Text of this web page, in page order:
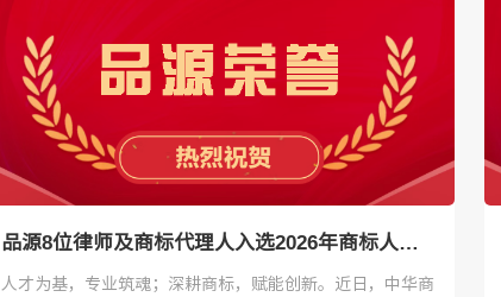
品源8位律师及商标代理人入选2026年商标人才库
人才为基，专业筑魂；深耕商标，赋能创新。近日，中华商